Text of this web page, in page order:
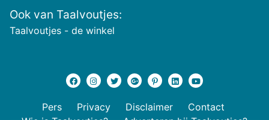
Ook van Taalvoutjes:
Taalvoutjes - de winkel
Pers Privacy Disclaimer
Contact